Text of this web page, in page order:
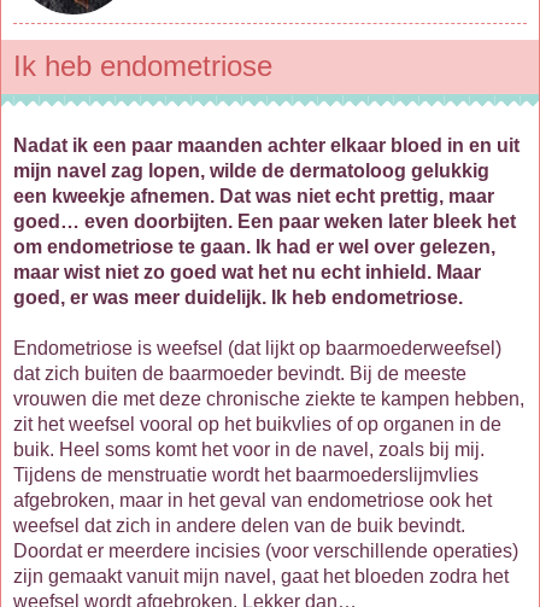
Ik heb endometriose
Nadat ik een paar maanden achter elkaar bloed in en uit
mijn navel zag lopen, wilde de dermatoloog gelukkig
een kweekje afnemen. Dat was niet echt prettig, maar
goed… even doorbijten. Een paar weken later bleek het
om endometriose te gaan. Ik had er wel over gelezen,
maar wist niet zo goed wat het nu echt inhield. Maar
goed, er was meer duidelijk. Ik heb endometriose.
Endometriose is weefsel (dat lijkt op baarmoederweefsel)
dat zich buiten de baarmoeder bevindt. Bij de meeste
vrouwen die met deze chronische ziekte te kampen hebben,
zit het weefsel vooral op het buikvlies of op organen in de
buik. Heel soms komt het voor in de navel, zoals bij mij.
Tijdens de menstruatie wordt het baarmoederslijmvlies
afgebroken, maar in het geval van endometriose ook het
weefsel dat zich in andere delen van de buik bevindt.
Doordat er meerdere incisies (voor verschillende operaties)
zijn gemaakt vanuit mijn navel, gaat het bloeden zodra het
weefsel wordt afgebroken. Lekker dan…